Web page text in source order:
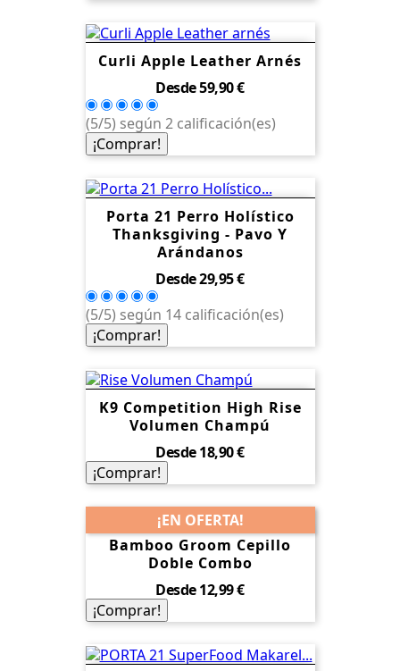
Curli Apple Leather Arnés
DesdePrecio
59,90 €
(5/5) según 2 calificación(es)
¡Comprar!
Porta 21 Perro Holístico
Thanksgiving - Pavo Y
Arándanos
DesdePrecio
29,95 €
(5/5) según 14 calificación(es)
¡Comprar!
K9 Competition High Rise
Volumen Champú
DesdePrecio
18,90 €
¡Comprar!
Bamboo Groom Cepillo
Doble Combo
DesdePrecio
12,99 €
¡Comprar!
¡EN OFERTA!